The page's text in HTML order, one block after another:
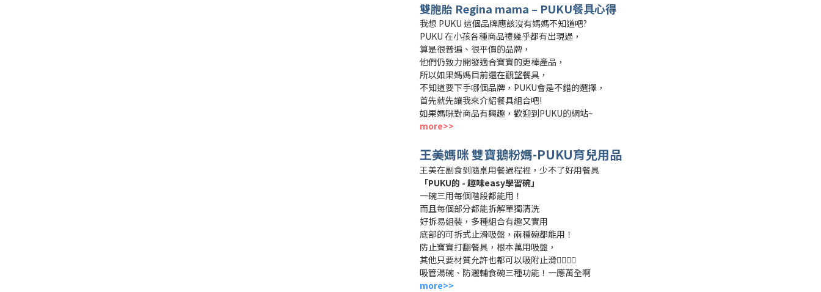
雙胞胎 Regina mama – PUKU餐具心得
我想 PUKU 這個品牌應該沒有媽媽不知道吧?
PUKU 在小孩各種商品禮幾乎都有出現過，
算是很普遍、很平價的品牌，
他們仍致力開發適合寶寶的更棒產品，
所以如果媽媽目前還在觀望餐具，
不知道要下手哪個品牌，PUKU會是不錯的選擇，
首先就先讓我來介紹餐具組合吧!
如果媽咪對商品有興趣，歡迎到PUKU的網站~
more>>
王美媽咪 雙寶鵝粉媽-PUKU育兒用品
王美在副食到隨桌用餐過程裡，少不了好用餐具
「PUKU的 - 趣味easy學習碗」
一碗三用每個階段都能用！
而且每個部分都能拆解單獨清洗
好拆易組裝，多種組合有趣又實用
底部的可拆式止滑吸盤，兩種碗都能用！
防止寶寶打翻餐具，根本萬用吸盤，
其他只要材質允許也都可以吸附止滑👍🏻👍🏻
吸管湯碗、防灑輔食碗三種功能！一應萬全啊
more>>